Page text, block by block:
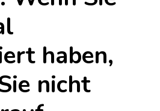
haben,
nicht